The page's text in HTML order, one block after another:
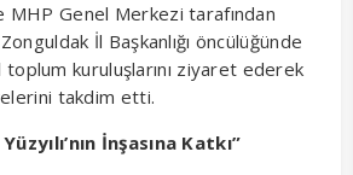
MHP Genel Merkezi tarafından
İl Başkanlığı öncülüğünde
kuruluşlarını ziyaret ederek
takdim etti.
İnşasına Katkı”